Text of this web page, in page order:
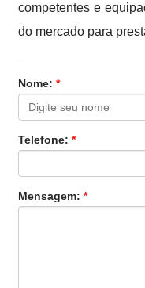
competentes e
do mercado para
Nome:*
Telefone:*
Mensagem:*